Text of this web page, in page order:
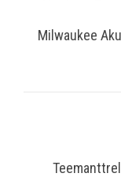
Milwaukee